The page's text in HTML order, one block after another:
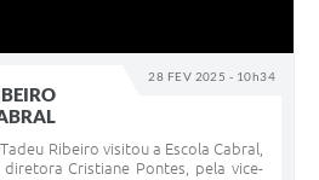
28 FEV 2025 - 10h34
Ribeiro visitou a Escola Cabral,
Cristiane Pontes, pela vice-